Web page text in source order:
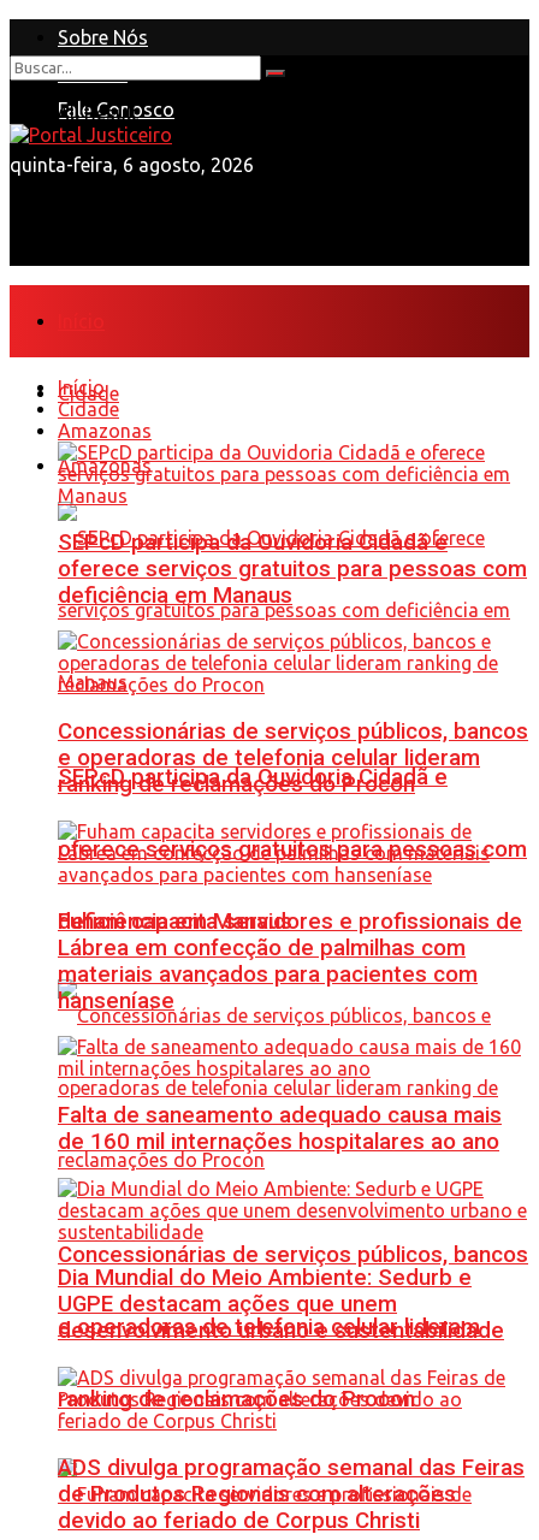
Sobre Nós
Anuncie
Fale Conosco
quinta-feira, 6 agosto, 2026
View All Result
Cidade
Amazonas
SEPcD participa da Ouvidoria Cidadã e
oferece serviços gratuitos para pessoas com
deficiência em Manaus
Concessionárias de serviços públicos, bancos
e operadoras de telefonia celular lideram
ranking de reclamações do Procon
Início
Cidade
Amazonas
SEPcD participa da Ouvidoria Cidadã e
oferece serviços gratuitos para pessoas com
deficiência em Manaus
Concessionárias de serviços públicos, bancos
e operadoras de telefonia celular lideram
ranking de reclamações do Procon
Fuham capacita servidores e profissionais de
Lábrea em confecção de palmilhas com
materiais avançados para pacientes com
hanseníase
Falta de saneamento adequado causa mais
de 160 mil internações hospitalares ao ano
Dia Mundial do Meio Ambiente: Sedurb e
UGPE destacam ações que unem
desenvolvimento urbano e sustentabilidade
ADS divulga programação semanal das Feiras
de Produtos Regionais com alterações
devido ao feriado de Corpus Christi